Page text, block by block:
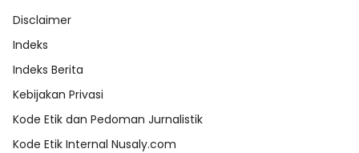
Disclaimer
Indeks
Indeks Berita
Kebijakan Privasi
Kode Etik dan Pedoman Jurnalistik
Kode Etik Internal Nusaly.com